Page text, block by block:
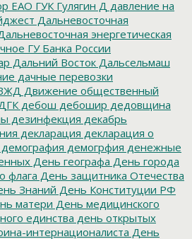
ЕАО ГУК Гулягин Д давление на
Дальневосточная
энергетическая
ГУ Банка России
Дальний Восток Дальсельмаш
дачные перевозки
Движение общественный
дебош дебошир дедовщина
дезинфекция декабрь
декларация декларация о
демография демогрфия денежные
День географа День города
флага День защитника Отечества
Знаний День Конституции РФ
матери День медицинского
единства день открытых
интернационалиста День